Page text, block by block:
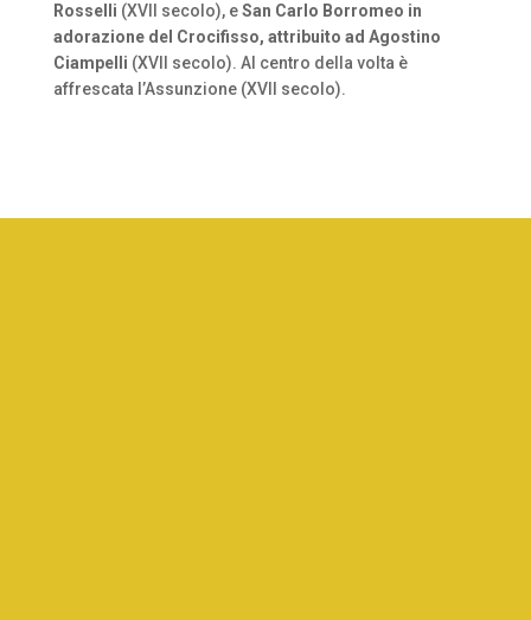
Rosselli (XVII secolo), eSan Carlo Borromeo in
adorazione del Crocifisso, attribuito ad Agostino
Ciampelli (XVII secolo). Al centro della volta è
affrescata l’Assunzione (XVII secolo).